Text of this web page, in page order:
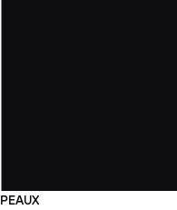
PEAUX